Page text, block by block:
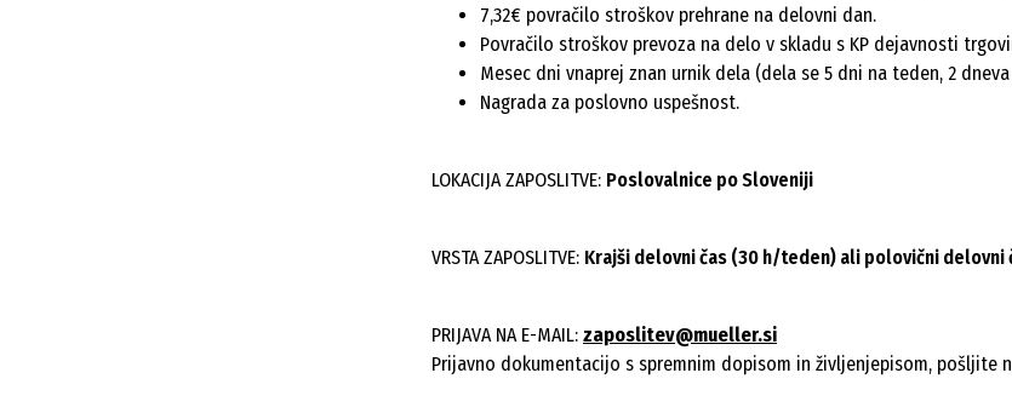
7,32€ povračilo stroškov prehrane na delovni dan.
Povračilo stroškov prevoza na delo v skladu s KP dejavnosti
Mesec dni vnaprej znan urnik dela (dela se 5 dni na teden, 2
Nagrada za poslovno uspešnost.
LOKACIJA ZAPOSLITVE: Poslovalnice po Sloveniji
VRSTA ZAPOSLITVE: Krajši delovni čas (30 h/teden) ali polovični delovni
PRIJAVA NA E-MAIL: zaposlitev@mueller.si
Prijavno dokumentacijo s spremnim dopisom in življenjepisom, pošljite